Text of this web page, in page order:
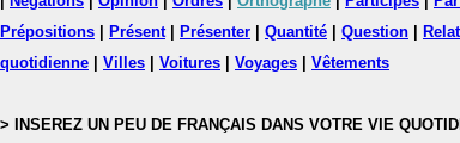
Prépositions
Présent| Présenter Quantité Question
quotidienne
Villes Voitures Voyages Vêtements
> INSEREZ UN PEU DE FRANÇAIS DANS VOTRE VIE